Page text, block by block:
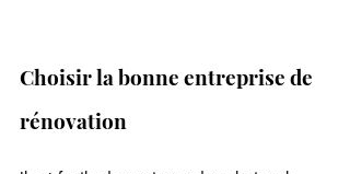
Choisir la bonne entreprise de
rénovation